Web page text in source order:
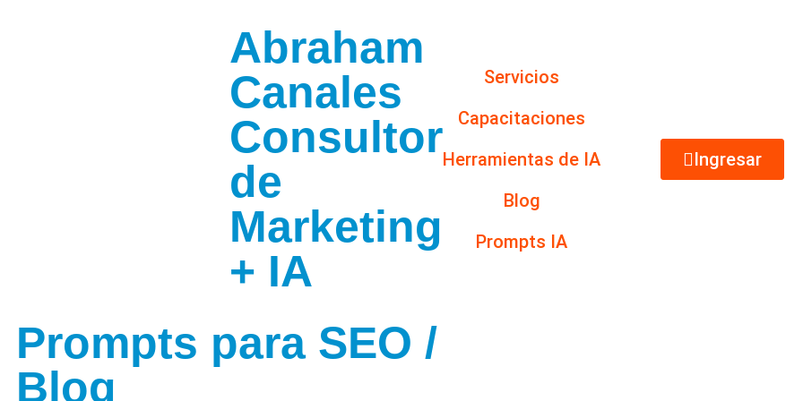
Abraham
Canales
Consultor
de
Marketing
+ IA
Servicios
Capacitaciones
Herramientas de IA
Blog
Prompts IA
Ingresar
Prompts para SEO /
Blog